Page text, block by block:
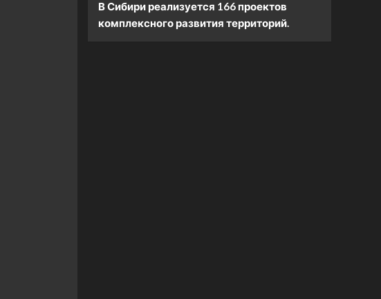
В Сибири реализуется 166 проектов
комплексного развития территорий.